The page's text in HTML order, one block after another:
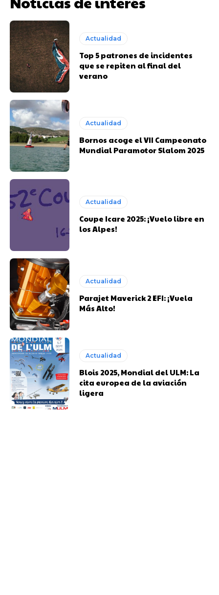
Actualidad
Top 5 patrones de incidentes
que se repiten al final del
verano
Actualidad
Bornos acoge el VII Campeonato
Mundial Paramotor Slalom 2025
Actualidad
Coupe Icare 2025: ¡Vuelo libre en
los Alpes!
Actualidad
Parajet Maverick 2 EFI: ¡Vuela
Más Alto!
Actualidad
Blois 2025, Mondial del ULM: La
cita europea de la aviación
ligera